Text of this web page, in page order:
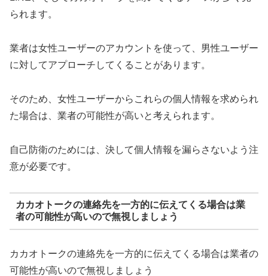
られます。
業者は女性ユーザーのアカウントを使って、男性ユーザー
に対してアプローチしてくることがあります。
そのため、女性ユーザーからこれらの個人情報を求められ
た場合は、業者の可能性が高いと考えられます。
自己防衛のためには、決して個人情報を漏らさないよう注
意が必要です。
カカオトークの連絡先を一方的に伝えてくる場合は業
者の可能性が高いので無視しましょう
カカオトークの連絡先を一方的に伝えてくる場合は業者の
可能性が高いので無視しましょう